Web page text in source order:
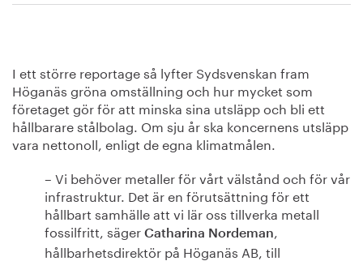
Om oss
I ett större reportage så lyfter Sydsvenskan fram
Höganäs gröna omställning och hur mycket som
företaget gör för att minska sina utsläpp och bli ett
hållbarare stålbolag. Om sju år ska koncernens utsläpp
vara nettonoll, enligt de egna klimatmålen.
– Vi behöver metaller för vårt välstånd och för vår
infrastruktur. Det är en förutsättning för ett
hållbart samhälle att vi lär oss tillverka metall
fossilfritt, säger Catharina Nordeman,
hållbarhetsdirektör på Höganäs AB, till